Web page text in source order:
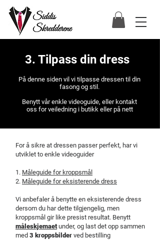
3. Tilpass din dress
På denne siden vil vi tilpasse dressen til din
fasong og stil.
Benytt vår enkle videoguide, eller kontakt
oss for veiledning i butikk eller på nett
For å sikre at dressen passer perfekt, har vi
utviklet to enkle videoguider
1. Måleguide for kroppsmål
2. Måleguide for eksisterende dress
Vi anbefaler å benytte en eksisterende dress
dersom du har dette tilgjengelig, men
kroppsmål gir like presist resultat. Benytt
måleskjemaetunder, og last det opp sammen
med 3 kroppsbilder ved bestilling